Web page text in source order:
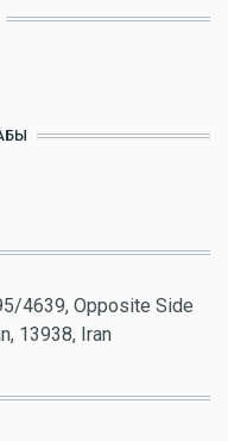
4639, Opposite Side
13938, Iran